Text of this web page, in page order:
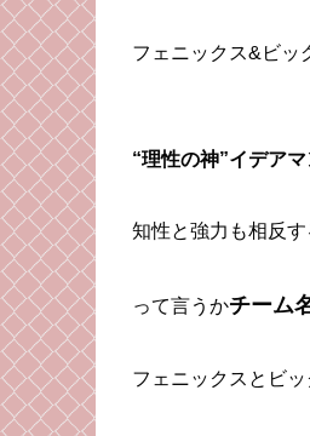
フェニックス&ビッ
“理性の神”イデア
知性と強力も相反
って言うかチーム
フェニックスとビ